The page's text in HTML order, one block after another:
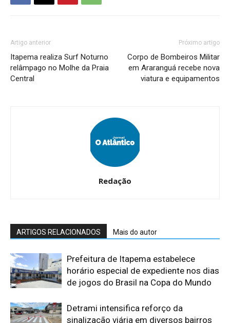
Artigo anterior
Itapema realiza Surf Noturno
relâmpago no Molhe da Praia
Central
Próximo artigo
Corpo de Bombeiros Militar
em Araranguá recebe nova
viatura e equipamentos
Redação
ARTIGOS RELACIONADOS Mais do autor
Prefeitura de Itapema estabelece
horário especial de expediente nos dias
de jogos do Brasil na Copa do Mundo
Detrami intensifica reforço da
sinalização viária em diversos bairros